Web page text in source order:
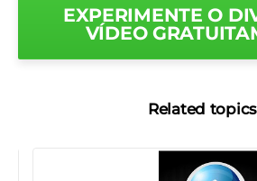
EXPERIMENTE O
VÍDEO
Related topics